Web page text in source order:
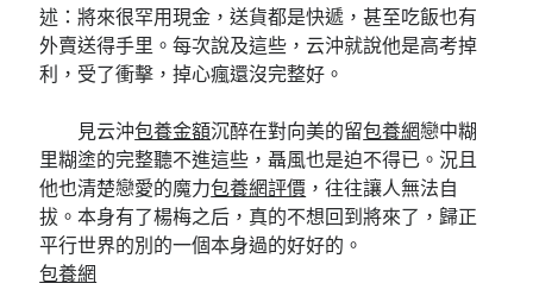
述：將來很罕用現金，送貨都是快遞，甚至吃飯也有
外賣送得手里。每次說及這些，云沖就說他是高考掉
利，受了衝擊，掉心瘋還沒完整好。
見云沖包養金額沉醉在對向美的留包養網戀中糊
里糊塗的完整聽不進這些，聶風也是迫不得已。況且
他也清楚戀愛的魔力包養網評價 ，往往讓人無法自
拔。本身有了楊梅之后，真的不想回到將來了，歸正
平行世界的別的一個本身過的好好的。
包養網